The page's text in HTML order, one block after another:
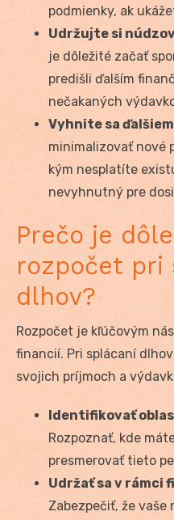
podmienky, ak
Udržujte si
je dôležité začať
predišli ďalším
nečakaných
Vyhnite sa
minimalizovať nové
kým nesplatíte
nevyhnutný pre
Prečo je
rozpočet pri
dlhov?
Rozpočet je kľúčovým
financií. Pri splácaní
svojich príjmoch a
Identifikovať
Rozpoznať, kde
presmerovať tieto
Udržať sa v rámci
Zabezpečiť, že vaše